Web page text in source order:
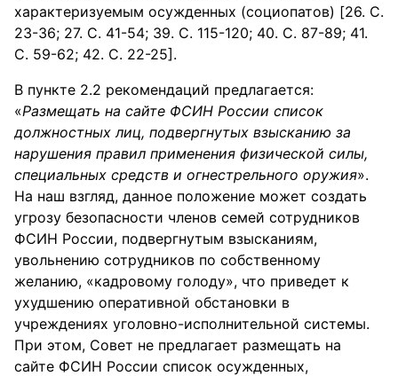
характеризуемым осужденных (социопатов) [26. С.
23-36; 27. С. 41-54; 39. С. 115-120; 40. С. 87-89; 41.
С. 59-62; 42. С. 22-25].
В пункте 2.2 рекомендаций предлагается:
«Размещать на сайте ФСИН России список
должностных лиц, подвергнутых взысканию за
нарушения правил применения физической силы,
специальных средств и огнестрельного оружия».
На наш взгляд, данное положение может создать
угрозу безопасности членов семей сотрудников
ФСИН России, подвергнутым взысканиям,
увольнению сотрудников по собственному
желанию, «кадровому голоду», что приведет к
ухудшению оперативной обстановки в
учреждениях уголовно-исполнительной системы.
При этом, Совет не предлагает размещать на
сайте ФСИН России список осужденных,